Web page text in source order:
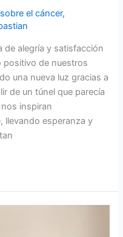
el cáncer,
de alegría y satisfacción
positivo de nuestros
una nueva luz gracias a
de un túnel que parecía
inspiran
llevando esperanza y